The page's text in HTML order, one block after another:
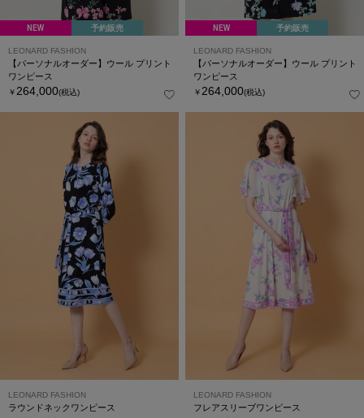
NEW 予約販売
LEONARD FASHION
【パーソナルオーダー】ウール プリント
ワンピース
￥ 264,000(税込)
NEW 予約販売
LEONARD FASHION
【パーソナルオーダー】ウール プリント
ワンピース
￥ 264,000(税込)
LEONARD FASHION
ラウンドネックワンピース
LEONARD FASHION
フレアスリーブワンピース